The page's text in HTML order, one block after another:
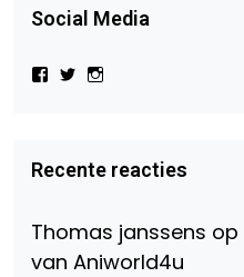
Social Media
Bekijk
Beauty-
147775071915783/?
Facebook
Bekijk
op
Twitter
op
Instagram
Recente reacties
Thomas janssens op
van Aniworld4u